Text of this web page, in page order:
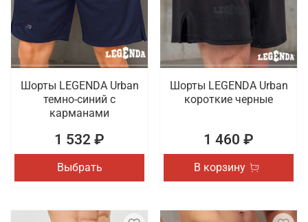
товаров для спорта, которые отличаются
качественным исполнением. Проводится доставка
заказов по Иркутску.
Шорты LEGENDA Urban
темно-синий с
карманами
1 532 ₽
Выбрать
Шорты LEGENDA Urban
короткие черные
1 460 ₽
В корзину